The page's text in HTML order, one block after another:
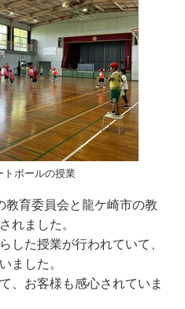
トボールの授業
育委員会と龍ケ崎市の教
れました。
した授業が行われていて、
ました。
、お客様も感心されていま